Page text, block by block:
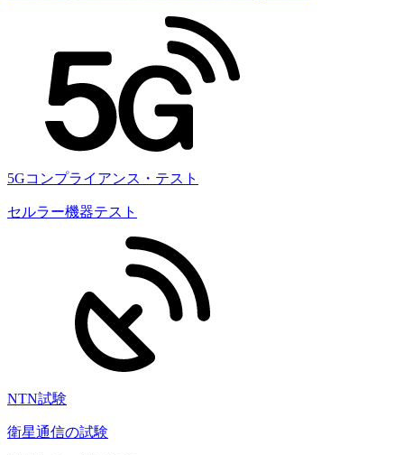
5Gコンプライアンス・テスト
セルラー機器テスト
NTN試験
衛星通信の試験